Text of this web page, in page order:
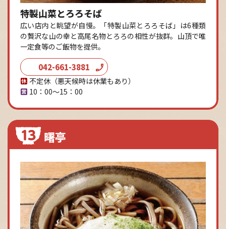
特製山菜とろろそば
広い店内と眺望が自慢。「特製山菜とろろそば」は6種類
の贅沢な山の幸と高尾名物とろろの相性が抜群。山頂で唯
一定食等のご飯物を提供。
042-661-3881
不定休（悪天候時は休業もあり）
10：00～15：00
曙亭